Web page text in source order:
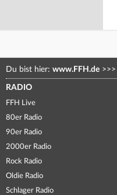
Du bist hier: www.FFH.de >>>
RADIO
FFH Live
80er Radio
90er Radio
2000er Radio
Rock Radio
Oldie Radio
Schlager Radio